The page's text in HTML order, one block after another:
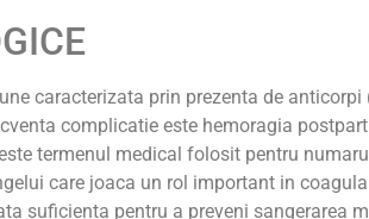
caracterizata prin prezenta de anticorpi
complicatie este hemoragia
termenul medical folosit pentru
care joaca un rol important in
suficienta pentru a preveni sangerarea